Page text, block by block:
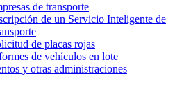
de transporte
de un Servicio Inteligente de
de placas rojas
de vehículos en lote
y otras administraciones